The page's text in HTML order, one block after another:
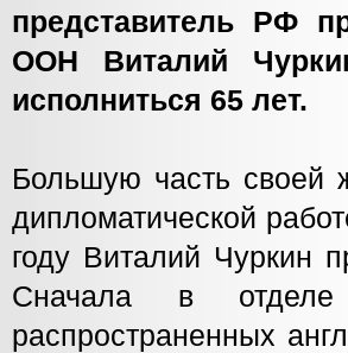
представитель РФ
ООН Виталий
исполниться 65 лет.
Большую часть своей
дипломатической
году Виталий Чуркин
Сначала в
распространенных